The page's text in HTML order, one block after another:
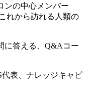
ンの中心メンバー
れから訪れる人類の
に答える、Q&Aコー
代表、ナレッジキャピ